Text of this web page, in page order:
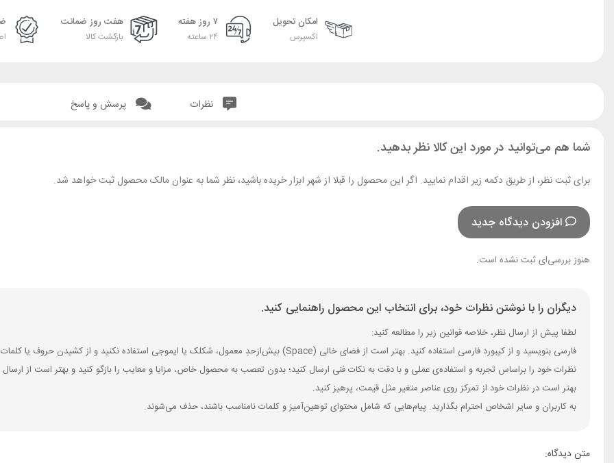
امکان تحویل
اکسپرس
۷ روز هفته
۲۴ ساعته
هفت روز ضمانت
بازگشت کالا
نظرات پرسش و پاسخ
شما هم می‌توانید در مورد این کالا نظر بدهید.
برای ثبت نظر، از طریق دکمه زیر اقدام نمایید. اگر این محصول را قبلا از شهر ابزار خریده باشید، نظر شما به عنوان مالک محصول ثبت خواهد شد.
افزودن دیدگاه جدید
هنوز بررسی‌ای ثبت نشده است.
دیگران را با نوشتن نظرات خود، برای انتخاب این محصول راهنمایی کنید.
لطفا پیش از ارسال نظر، خلاصه قوانین زیر را مطالعه کنید:
فارسی بنویسید و از کیبورد فارسی استفاده کنید. بهتر است از فضای خالی (Space) بیش‌از‌حدِ معمول، شکلک یا ایموجی استفاده نکنید و از کشیدن حروف یا کلمات با صفحه‌کلید بپرهیزید.
نظرات خود را براساس تجربه و استفاده‌ی عملی و با دقت به نکات فنی ارسال کنید؛ بدون تعصب به محصول خاص، مزایا و معایب را بازگو کنید و بهتر است از
بهتر است در نظرات خود از تمرکز روی عناصر متغیر مثل قیمت، پرهیز کنید.
به کاربران و سایر اشخاص احترام بگذارید. پیام‌هایی که شامل محتوای توهین‌آمیز و کلمات نامناسب باشند، حذف می‌شوند.
متن دیدگاه: